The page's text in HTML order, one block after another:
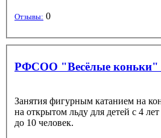
Отзывы: 0
РФСОО "Весёлые коньки"
Занятия фигурным катанием на
на открытом льду для детей с 4
до 10 человек.